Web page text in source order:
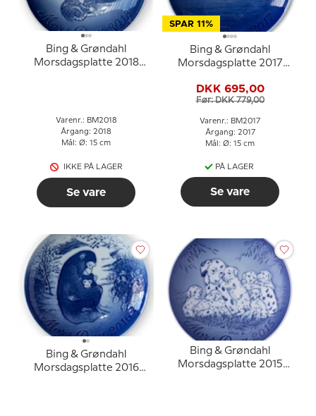
Bing & Grøndahl
Morsdagsplatte 2018
Varenr.: BM2018
Årgang: 2018
Mål: Ø: 15 cm
IKKE PÅ LAGER
Se vare
SPAR 11%
Bing & Grøndahl
Morsdagsplatte 2017
DKK 695,00
Før: DKK 779,00
Varenr.: BM2017
Årgang: 2017
Mål: Ø: 15 cm
PÅ LAGER
Se vare
Bing & Grøndahl
Morsdagsplatte 2016
Bing & Grøndahl
Morsdagsplatte 2015